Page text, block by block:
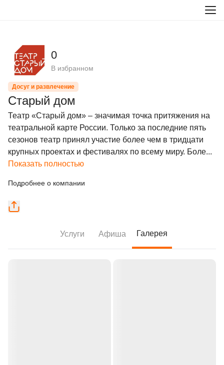
0
В избранном
Досуг и развлечение
Старый дом
Театр «Старый дом» – значимая точка притяжения на
театральной карте России. Только за последние пять
сезонов театр принял участие более чем в тридцати
крупных проектах и фестивалях по всему миру. Боле...
Показать полностью
Подробнее о компании
Услуги Афиша Галерея